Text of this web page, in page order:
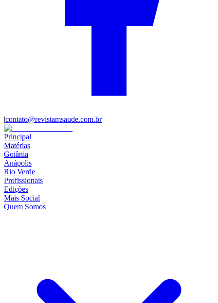
|contato@revistamsaude.com.br
Principal
Matérias
Goiânia
Anápolis
Rio Verde
Profissionais
Edições
Mais Social
Quem Somos